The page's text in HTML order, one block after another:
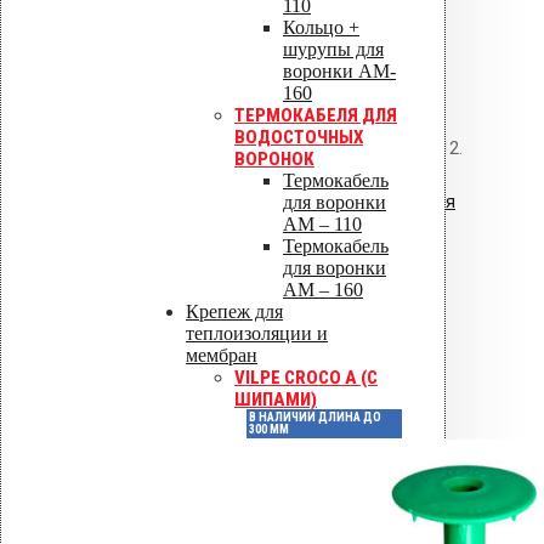
110
Кольцо +
шурупы для
воронки AM-
160
ТЕРМОКАБЕЛЯ ДЛЯ
ВОДОСТОЧНЫХ
ВОРОНОК
Термокабель
для воронки
AM – 110
Термокабель
для воронки
AM – 160
Крепеж для
теплоизоляции и
мембран
VILPE CROCO A (С
ШИПАМИ)
В НАЛИЧИИ ДЛИНА ДО
300 ММ
Нормативные
документы
СП 17.13330.2017, СП 50.13330.2012.
Смотрите также:уплотнителей для
плоских кровель уплотнителей с
круглым сечением
Детали
Артикул 71211
Черный